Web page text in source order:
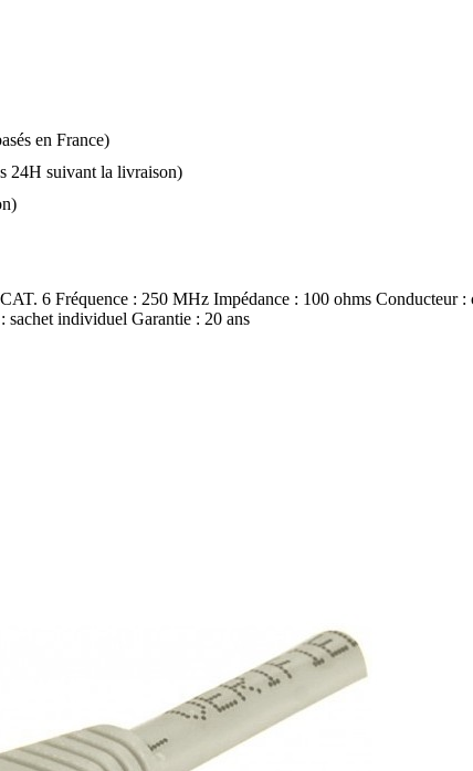
en France)
24H suivant la livraison)
6 Fréquence : 250 MHz Impédance : 100 ohms Conducteur
individuel Garantie : 20 ans